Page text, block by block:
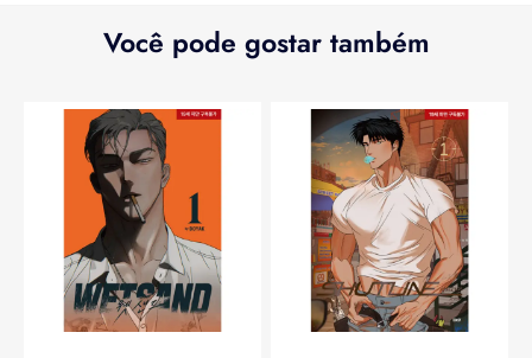
Você pode gostar também